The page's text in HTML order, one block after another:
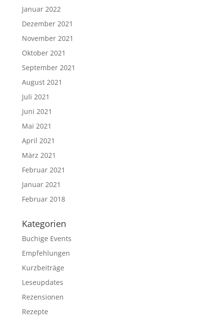
Januar 2022
Dezember 2021
November 2021
Oktober 2021
September 2021
August 2021
Juli 2021
Juni 2021
Mai 2021
April 2021
März 2021
Februar 2021
Januar 2021
Februar 2018
Kategorien
Buchige Events
Empfehlungen
Kurzbeiträge
Leseupdates
Rezensionen
Rezepte